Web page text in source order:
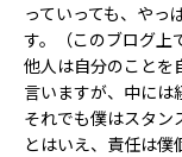
っていっても、やっ
す。（このブログ上
他人は自分のこと
言いますが、中には
それでも僕はスタン
とはいえ、責任は僕